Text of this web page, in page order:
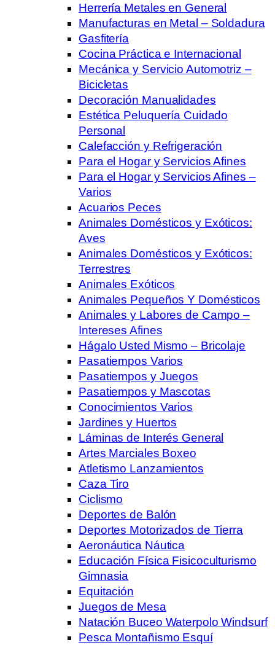
Herrería Metales en General
Manufacturas en Metal – Soldadura
Gasfitería
Cocina Práctica e Internacional
Mecánica y Servicio Automotriz –
Bicicletas
Decoración Manualidades
Estética Peluquería Cuidado
Personal
Calefacción y Refrigeración
Para el Hogar y Servicios Afines
Para el Hogar y Servicios Afines –
Varios
Acuarios Peces
Animales Domésticos y Exóticos:
Aves
Animales Domésticos y Exóticos:
Terrestres
Animales Exóticos
Animales Pequeños Y Domésticos
Animales y Labores de Campo –
Intereses Afines
Hágalo Usted Mismo – Bricolaje
Pasatiempos Varios
Pasatiempos y Juegos
Pasatiempos y Mascotas
Conocimientos Varios
Jardines y Huertos
Láminas de Interés General
Artes Marciales Boxeo
Atletismo Lanzamientos
Caza Tiro
Ciclismo
Deportes de Balón
Deportes Motorizados de Tierra
Aeronáutica Náutica
Educación Física Fisicoculturismo
Gimnasia
Equitación
Juegos de Mesa
Natación Buceo Waterpolo Windsurf
Pesca Montañismo Esquí